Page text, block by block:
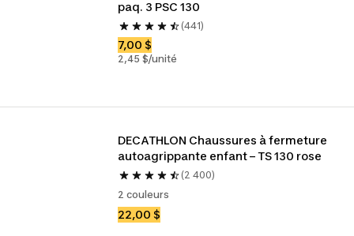
paq. 3 PSC 130
(441)
7,00 $
2,45 $/unité
DECATHLON Chaussures à fermeture
autoagrippante enfant – TS 130 rose
(2 400)
2 couleurs
22,00 $